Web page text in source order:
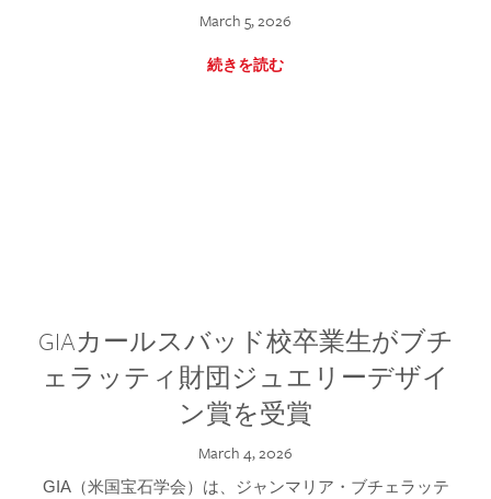
March 5, 2026
続きを読む
GIAカールスバッド校卒業生がブチ
ェラッティ財団ジュエリーデザイ
ン賞を受賞
March 4, 2026
GIA（米国宝石学会）は、ジャンマリア・ブチェラッテ